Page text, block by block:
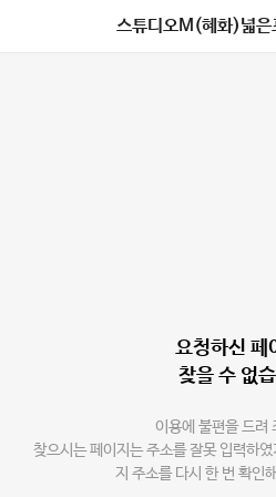
스튜디오M(혜화)넓은
요청하신 페
찾을 수 없
이용에 불편을 드려
찾으시는 페이지는 주소를 잘못 입력하
지 주소를 다시 한 번 확인